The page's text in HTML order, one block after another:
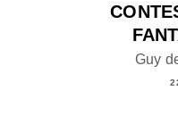
Guy